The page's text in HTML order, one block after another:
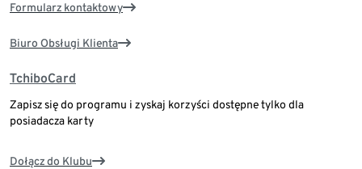
Formularz kontaktowy
Biuro Obsługi Klienta
TchiboCard
Zapisz się do programu i zyskaj korzyści dostępne tylko dla
posiadacza karty
Dołącz do Klubu